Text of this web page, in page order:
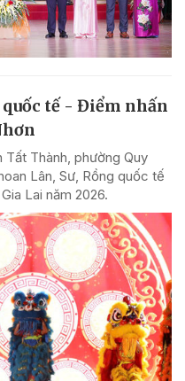
quốc tế - Điểm nhấn
Thành, phường Quy
Lân, Sư, Rồng quốc tế
Lai năm 2026.